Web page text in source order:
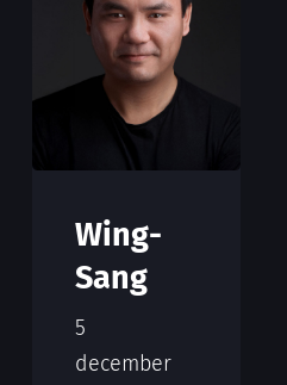
Wing-
Sang
5
december